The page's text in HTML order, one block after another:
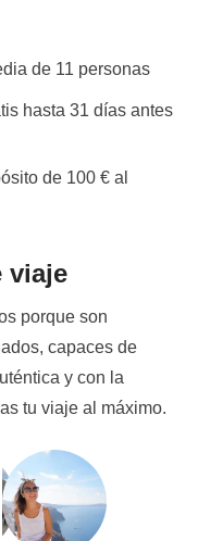
de 11 personas
hasta 31 días antes
de 100 € al
viaje
porque son
capaces de
y con la
tu viaje al máximo.